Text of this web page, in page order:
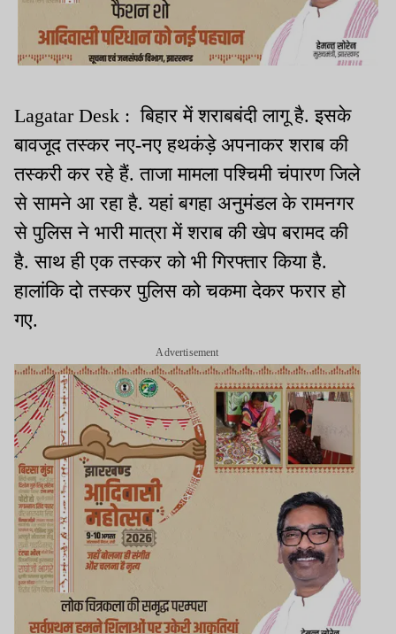
Lagatar Desk : बिहार में शराबबंदी लागू है. इसके
बावजूद तस्कर नए-नए हथकंड़े अपनाकर शराब की
तस्करी कर रहे हैं. ताजा मामला पश्चिमी चंपारण जिले
से सामने आ रहा है. यहां बगहा अनुमंडल के रामनगर
से पुलिस ने भारी मात्रा में शराब की खेप बरामद की
है. साथ ही एक तस्कर को भी गिरफ्तार किया है.
हालांकि दो तस्कर पुलिस को चकमा देकर फरार हो
गए.
Advertisement